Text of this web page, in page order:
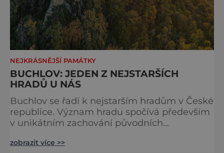
NEJKRÁSNĚJŠÍ PAMÁTKY
BUCHLOV: JEDEN Z NEJSTARŠÍCH
HRADŮ U NÁS
Buchlov se řadí k nejstarším hradům v České
republice. Význam hradu spočívá především
v unikátním zachování původních
Jde tak o jeden ze vzácných příkladů v naší
zobrazit více >>